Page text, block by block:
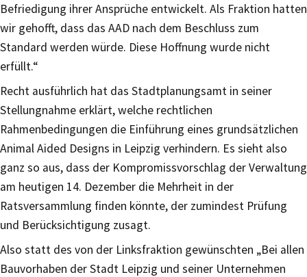
Befriedigung ihrer Ansprüche entwickelt. Als Fraktion hatten
wir gehofft, dass das AAD nach dem Beschluss zum
Standard werden würde. Diese Hoffnung wurde nicht
erfüllt.“
Recht ausführlich hat das Stadtplanungsamt in seiner
Stellungnahme erklärt, welche rechtlichen
Rahmenbedingungen die Einführung eines grundsätzlichen
Animal Aided Designs in Leipzig verhindern. Es sieht also
ganz so aus, dass der Kompromissvorschlag der Verwaltung
am heutigen 14. Dezember die Mehrheit in der
Ratsversammlung finden könnte, der zumindest Prüfung
und Berücksichtigung zusagt.
Also statt des von der Linksfraktion gewünschten „Bei allen
Bauvorhaben der Stadt Leipzig und seiner Unternehmen